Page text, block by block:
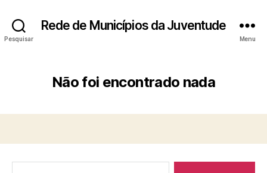
Pesquisar
Rede de Municípios da Juventude
Menu
Não foi encontrado nada